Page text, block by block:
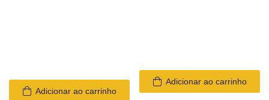
Adicionar ao carrinho
Adicionar ao carrinho